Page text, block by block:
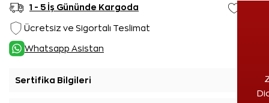
1 - 5 İş Gününde Kargoda
Ücretsiz ve Sigortalı Teslimat
Whatsapp Asistan
Sertifika Bilgileri